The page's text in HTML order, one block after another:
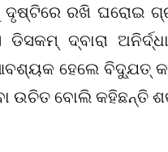
ରଖି ଘରୋଇ
ଦ୍ବାରା
ହେଲେ ବିଦ୍ଯୁତ୍
ଉଚିତ ବୋଲି କହିଛନ୍ତି